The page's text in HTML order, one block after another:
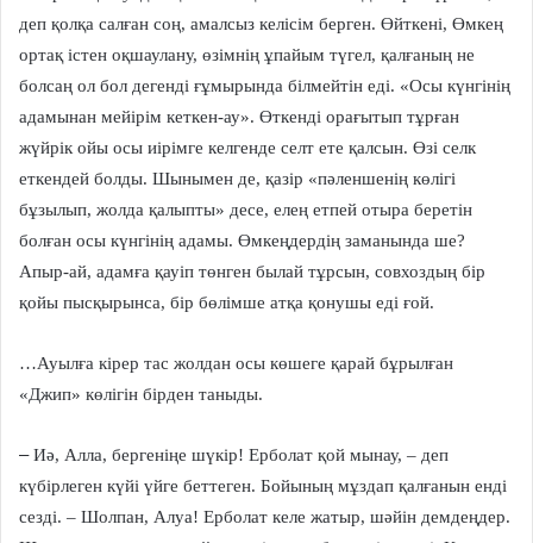
деп қолқа салған соң, амалсыз келісім берген. Өйткені, Өмкең
ортақ істен оқшаулану, өзімнің ұпайым түгел, қалғаның не
болсаң ол бол дегенді ғұмырында білмейтін еді. «Осы күнгінің
адамынан мейірім кеткен-ау». Өткенді орағытып тұрған
жүйрік ойы осы иірімге келгенде селт ете қалсын. Өзі селк
еткендей болды. Шынымен де, қазір «пәленшенің көлігі
бұзылып, жолда қалыпты» десе, елең етпей отыра беретін
болған осы күнгінің адамы. Өмкеңдердің заманында ше?
Апыр-ай, адамға қауіп төнген былай тұрсын, совхоздың бір
қойы пысқырынса, бір бөлімше атқа қонушы еді ғой.
…Ауылға кірер тас жолдан осы көшеге қарай бұрылған
«Джип» көлігін бірден таныды.
–Иә, Алла, бергеніңе шүкір! Ерболат қой мынау, – деп
күбірлеген күйі үйге беттеген. Бойының мұздап қалғанын енді
сезді. – Шолпан, Алуа! Ерболат келе жатыр, шәйін демдеңдер.